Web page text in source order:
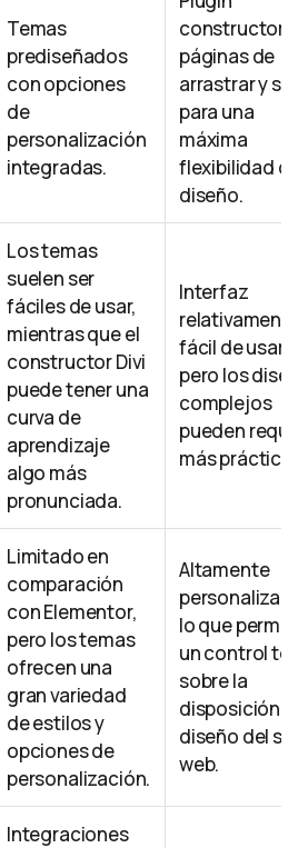
Temas
prediseñados
con opciones
de
personalización
integradas.
constructor
páginas de
arrastrar y
para una
máxima
flexibilidad de
diseño.
Los temas
suelen ser
fáciles de usar,
mientras que el
constructor Divi
puede tener una
curva de
aprendizaje
algo más
pronunciada.
Interfaz
relativamente
fácil de usar,
pero los
complejos
pueden
más práctica.
Limitado en
comparación
con Elementor,
pero los temas
ofrecen una
gran variedad
de estilos y
opciones de
personalización.
Altamente
lo que permite
un control
sobre la
disposición y
diseño del
web.
Integraciones